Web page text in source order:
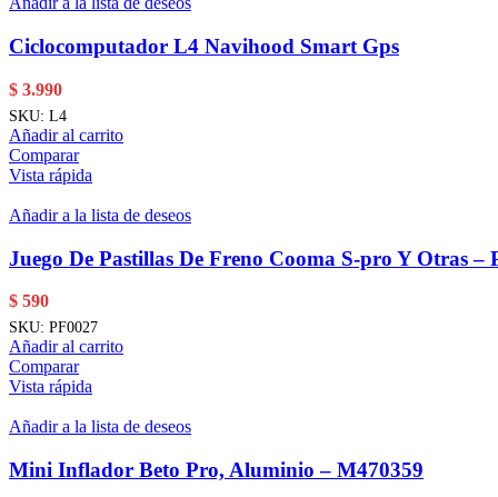
Ciclocomputador L4 Navihood Smart Gps
$ 3.990
SKU: L4
Añadir al carrito
Comparar
Vista rápida
Añadir a la lista de deseos
Juego De Pastillas De Freno Cooma S-pro Y Otras –
$ 590
SKU: PF0027
Añadir al carrito
Comparar
Vista rápida
Añadir a la lista de deseos
Mini Inflador Beto Pro, Aluminio – M470359